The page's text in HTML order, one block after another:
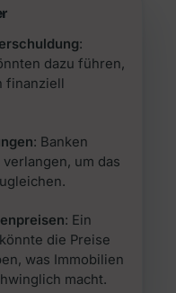
:
dazu führen,
finanziell
: Banken
um das
: Ein
die Preise
was Immobilien
macht.